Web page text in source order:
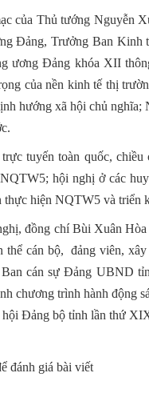
của Thủ tướng Nguyễn
Đảng, Trưởng Ban Kinh
ương Đảng khóa XII
của nền kinh tế thị
hướng xã hội chủ
tuyến toàn quốc,
hội nghị ở các
thực hiện NQTW5 và triển
đồng chí Bùi Xuân
thể cán bộ, đảng viên,
cán sự Đảng UBND
chương trình hành động
Đảng bộ tỉnh lần thứ
đánh giá bài viết